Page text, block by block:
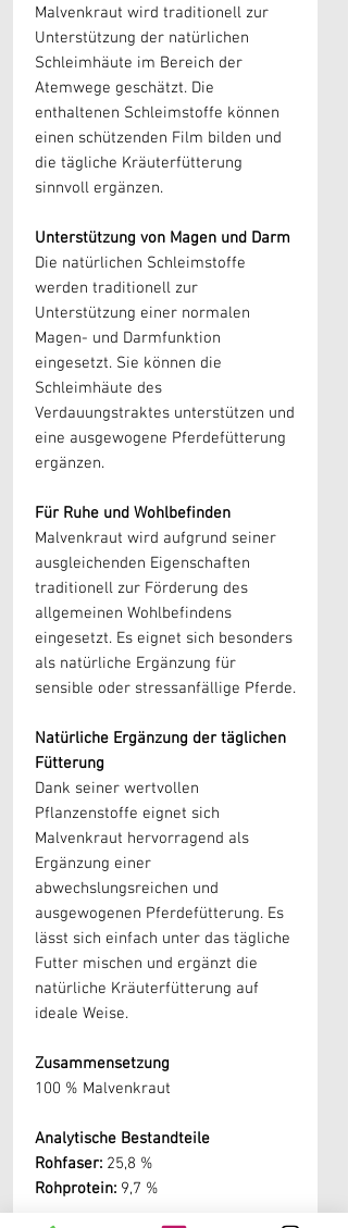
Malvenkraut wird traditionell zur
Unterstützung der natürlichen
Schleimhäute im Bereich der
Atemwege geschätzt. Die
enthaltenen Schleimstoffe können
einen schützenden Film bilden und
die tägliche Kräuterfütterung
sinnvoll ergänzen.
Unterstützung von Magen und Darm
Die natürlichen Schleimstoffe
werden traditionell zur
Unterstützung einer normalen
Magen- und Darmfunktion
eingesetzt. Sie können die
Schleimhäute des
Verdauungstraktes unterstützen und
eine ausgewogene Pferdefütterung
ergänzen.
Für Ruhe und Wohlbefinden
Malvenkraut wird aufgrund seiner
ausgleichenden Eigenschaften
traditionell zur Förderung des
allgemeinen Wohlbefindens
eingesetzt. Es eignet sich besonders
als natürliche Ergänzung für
sensible oder stressanfällige Pferde.
Natürliche Ergänzung der täglichen
Fütterung
Dank seiner wertvollen
Pflanzenstoffe eignet sich
Malvenkraut hervorragend als
Ergänzung einer
abwechslungsreichen und
ausgewogenen Pferdefütterung. Es
lässt sich einfach unter das tägliche
Futter mischen und ergänzt die
natürliche Kräuterfütterung auf
ideale Weise.
Zusammensetzung
100 % Malvenkraut
Analytische Bestandteile
Rohfaser: 25,8 %
Rohprotein: 9,7 %